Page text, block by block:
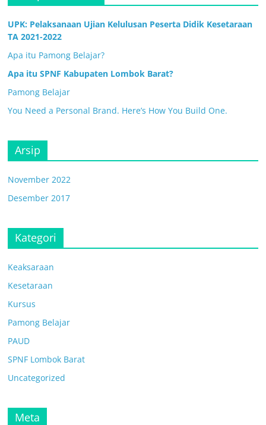
UPK: Pelaksanaan Ujian Kelulusan Peserta Didik Kesetaraan
TA 2021-2022
Apa itu Pamong Belajar?
Apa itu SPNF Kabupaten Lombok Barat?
Pamong Belajar
You Need a Personal Brand. Here’s How You Build One.
Arsip
November 2022
Desember 2017
Kategori
Keaksaraan
Kesetaraan
Kursus
Pamong Belajar
PAUD
SPNF Lombok Barat
Uncategorized
Meta